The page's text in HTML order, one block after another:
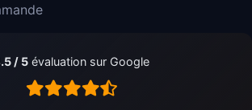
/ 5 évaluation sur Google